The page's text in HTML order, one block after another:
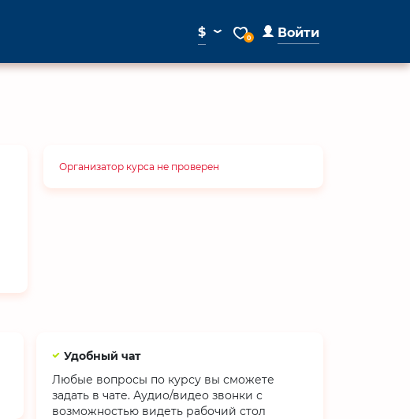
$ ⌄
0 Войти
Организатор курса не проверен
Удобный чат
Любые вопросы по курсу вы сможете
задать в чате. Аудио/видео звонки с
возможностью видеть рабочий стол